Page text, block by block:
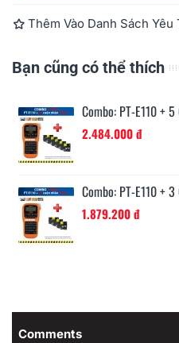
Thêm Vào Danh Sách Yêu
Bạn cũng có thể thích
Combo: PT-E110 +
2.484.000 đ
Combo: PT-E110 +
1.879.200 đ
Comments